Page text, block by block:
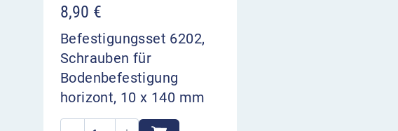
8,90 €
Befestigungsset 6202,
Schrauben für
Bodenbefestigung
horizont, 10 x 140 mm